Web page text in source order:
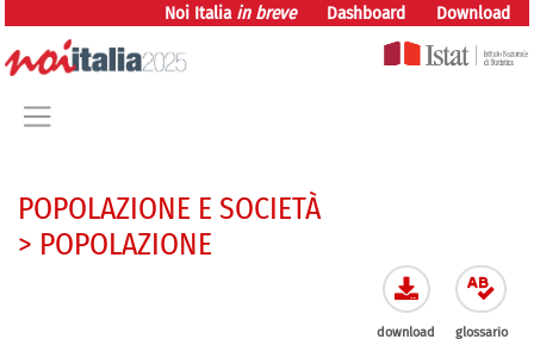
vai direttamente al contenuto
Noi Italiain breve Dashboard Download
POPOLAZIONE E SOCIETÀ
> POPOLAZIONE
download glossario